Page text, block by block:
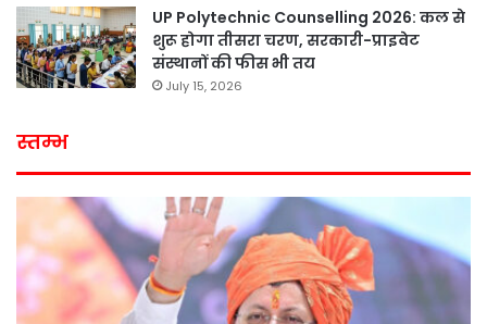
UP Polytechnic Counselling 2026: कल से
शुरू होगा तीसरा चरण, सरकारी-प्राइवेट
संस्थानों की फीस भी तय
July 15, 2026
स्तम्भ